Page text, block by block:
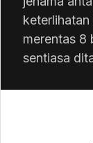
merentas 8
sentiasa